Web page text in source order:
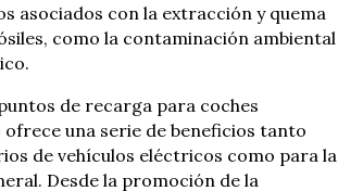
asociados con la extracción y quema
como la contaminación ambiental
de recarga para coches
una serie de beneficios tanto
de vehículos eléctricos como para la
Desde la promoción de la